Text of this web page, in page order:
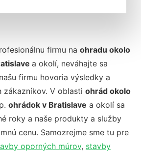
firmu na ohradu okolo
a okolí, neváhajte sa
firmu hovoria výsledky a
V oblasti ohrád okolo
ohrádok v Bratislave a okolí sa
roky a naše produkty a služby
cenu. Samozrejme sme tu pre
oporných múrov, stavby